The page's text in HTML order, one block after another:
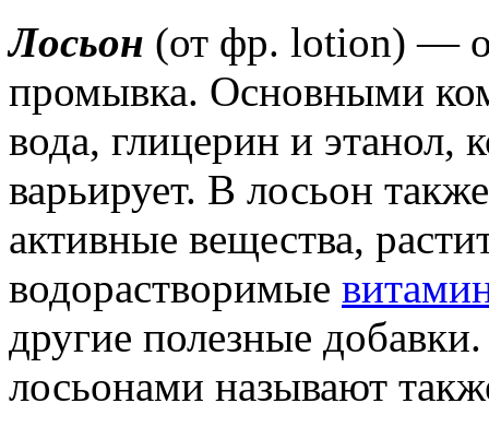
Лосьон (от фр. lotion) —
промывка. Основными
вода, глицерин и этанол,
варьирует. В лосьон
активные вещества,
водорастворимые
другие полезные
лосьонами называют